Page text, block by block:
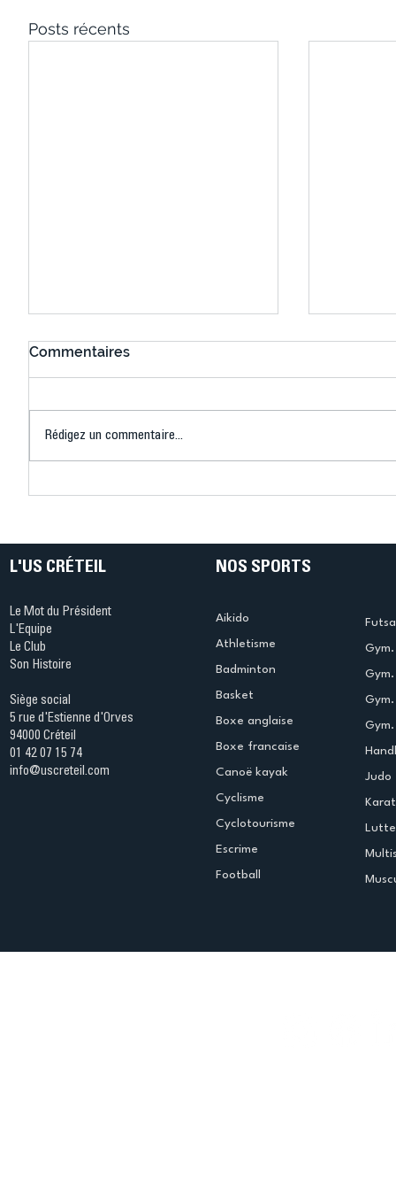
Posts récents
Commentaires
Rédigez un commentaire...
L'US CRÉTEIL
Le Mot du Président
L'Equipe
Le Club
Son Histoire
Siège social
5 rue d'Estienne d'Orves
94000 Créteil
01 42 07 15 74
info@uscreteil.com
NOS SPORTS
Aikido
Athletisme
Badminton
Basket
Boxe anglaise
Boxe francaise
Canoë kayak
Cyclisme
Cyclotourisme
Escrime
Football
Judo
Lutte